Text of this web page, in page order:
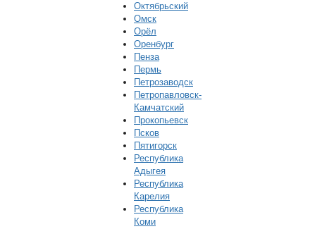
Октябрьский
Омск
Орёл
Оренбург
Пенза
Пермь
Петрозаводск
Петропавловск-
Камчатский
Прокопьевск
Псков
Пятигорск
Республика
Адыгея
Республика
Карелия
Республика
Коми